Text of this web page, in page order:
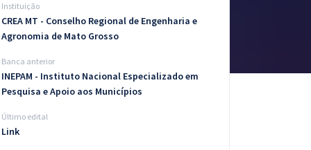
Instituição
CREA MT - Conselho Regional de Engenharia e
Agronomia de Mato Grosso
Banca anterior
INEPAM - Instituto Nacional Especializado em
Pesquisa e Apoio aos Municípios
Último edital
Link